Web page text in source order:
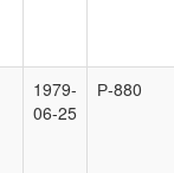
1979-
06-25
Р-880